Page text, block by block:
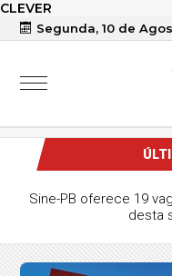
CLEVER
Segunda, 10 de
Sine-PB oferece 19
desta